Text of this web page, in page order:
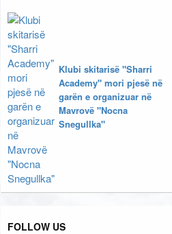
Klubi skitarisë "Sharri
Academy" mori pjesë në
garën e organizuar në
Mavrovë "Nocna
Snegullka"
FOLLOW US